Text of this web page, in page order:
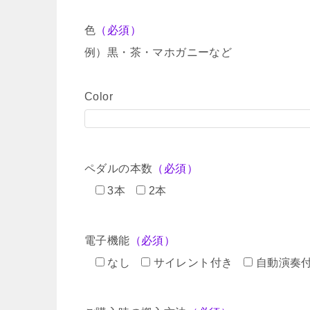
色 （必須）
例）黒・茶・マホガニーなど
Color
ペダルの本数 （必須）
3本
2本
電子機能 （必須）
なし
サイレント付き 自動演奏